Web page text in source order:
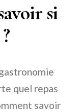
si
quel repas
savoir